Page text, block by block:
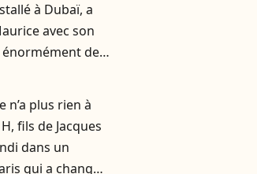
à Dubaï, a
avec son
de
n’a plus rien à
fils de Jacques
dans un
qui a changé